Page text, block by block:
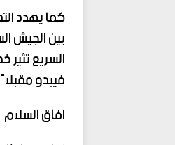
كما يهدد
بين الجيش
السريع
فيبدو
آفاق السلام